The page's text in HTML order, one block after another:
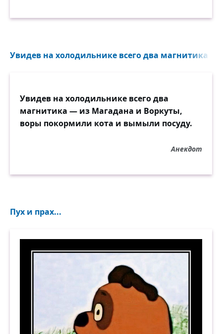
Увидев на холодильнике всего два магнитика
Увидев на холодильнике всего два
магнитика — из Магадана и Воркуты,
воры покормили кота и вымыли посуду.
Анекдот
Пух и прах...